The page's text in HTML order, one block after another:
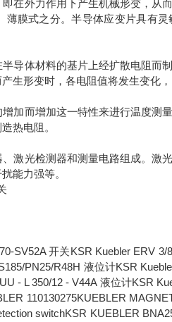
在外力作用下产生机械形变，从
膜式之分。半导体应变片具有
导体材料的基片上经扩散电阻而
生形变时，各电阻值将发生变化
加而增加这一特性来进行温度测
热电阻。
激光检测器和测量电路组成。激
能力强等。
SV52A 开关KSR Kuebler ERV
PN25/R48H 液位计KSR
- L 350/12 - V44A 液位计KSR
110130275KUEBLER
switchKSR KUEBLER